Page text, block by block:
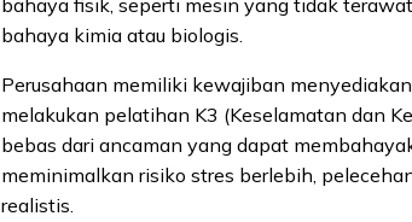
bahaya kimia atau biologis.
Perusahaan memiliki kewajiban
melakukan pelatihan K3 (Keselamatan dan
bebas dari ancaman yang dapat
meminimalkan risiko stres berlebih,
realistis.